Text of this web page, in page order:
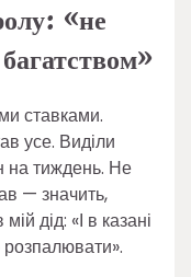
«не
ставками.
усе. Виділи
на тиждень. Не
— значить,
дід: «І в казані
розпалювати».